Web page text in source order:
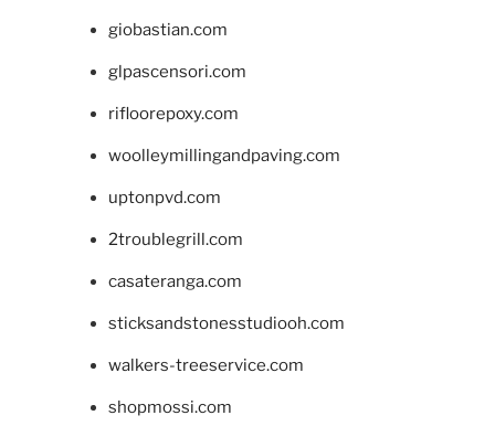
giobastian.com
glpascensori.com
rifloorepoxy.com
woolleymillingandpaving.com
uptonpvd.com
2troublegrill.com
casateranga.com
sticksandstonesstudiooh.com
walkers-treeservice.com
shopmossi.com